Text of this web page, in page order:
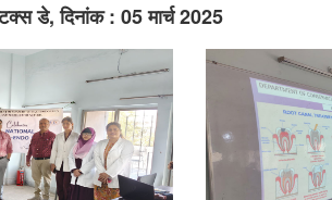
डे, दिनांक : 05 मार्च 2025